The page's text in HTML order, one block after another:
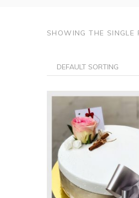
SHOWING THE SINGLE
DEFAULT SORTING